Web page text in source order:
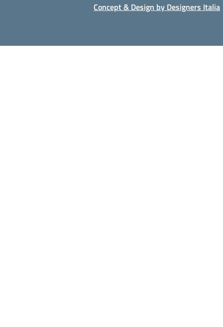
Concept & Design by Designers Italia